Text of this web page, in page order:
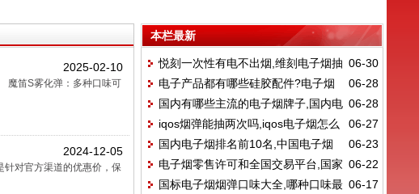
2025-02-10
魔笛S雾化弹：多种口味可
2024-12-05
对官方渠道的优惠价，保
本栏最新
06-30
悦刻一次性有电不出烟,维刻电子烟抽
不出来烟
06-28
电子产品都有哪些硅胶配件?电子烟
是什么
06-28
国内有哪些主流的电子烟牌子,国内电
子烟排名前10名
06-27
iqos烟弹能抽两次吗,iqos电子烟怎么
使用?
06-23
国内电子烟排名前10名,中国电子烟
品牌总共有哪些?
06-22
电子烟零售许可和全国交易平台,国家
统一电子烟交易平台里面的价格
06-17
国标电子烟烟弹口味大全,哪种口味最